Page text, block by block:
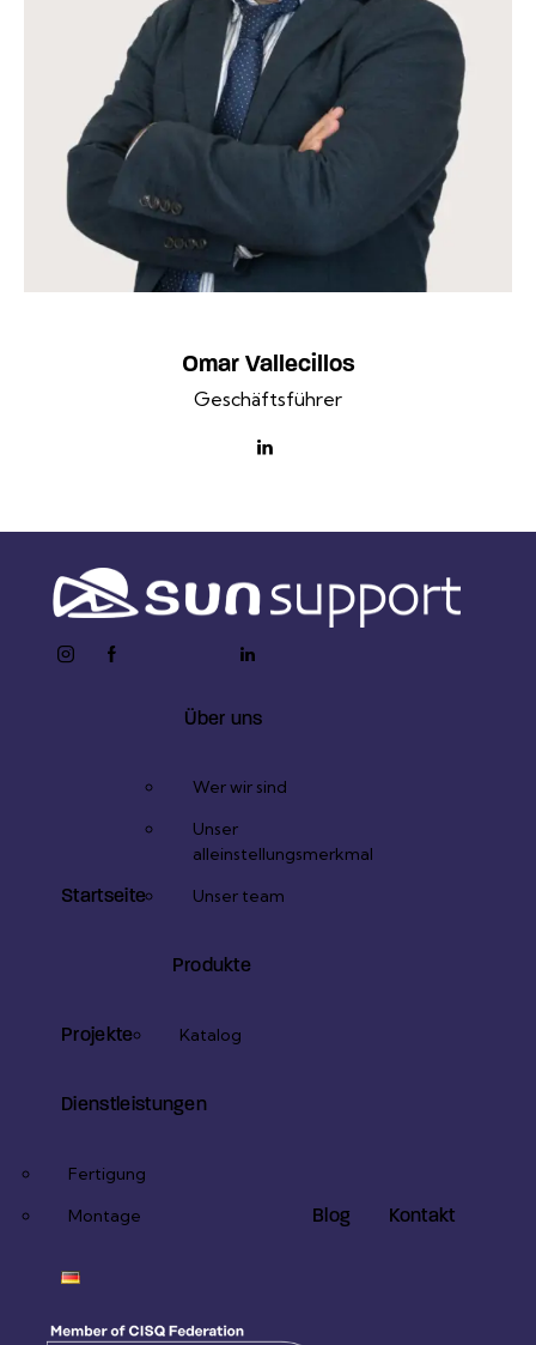
Omar Vallecillos
Geschäftsführer
linkedin
instagramfacebook- youtube2
linkedin
Startseite
Über uns
Wer wir sind
Unser
alleinstellungsmerkmal
Unser team
Projekte
Produkte
Katalog
Dienstleistungen
Fertigung
Montage
Blog Kontakt